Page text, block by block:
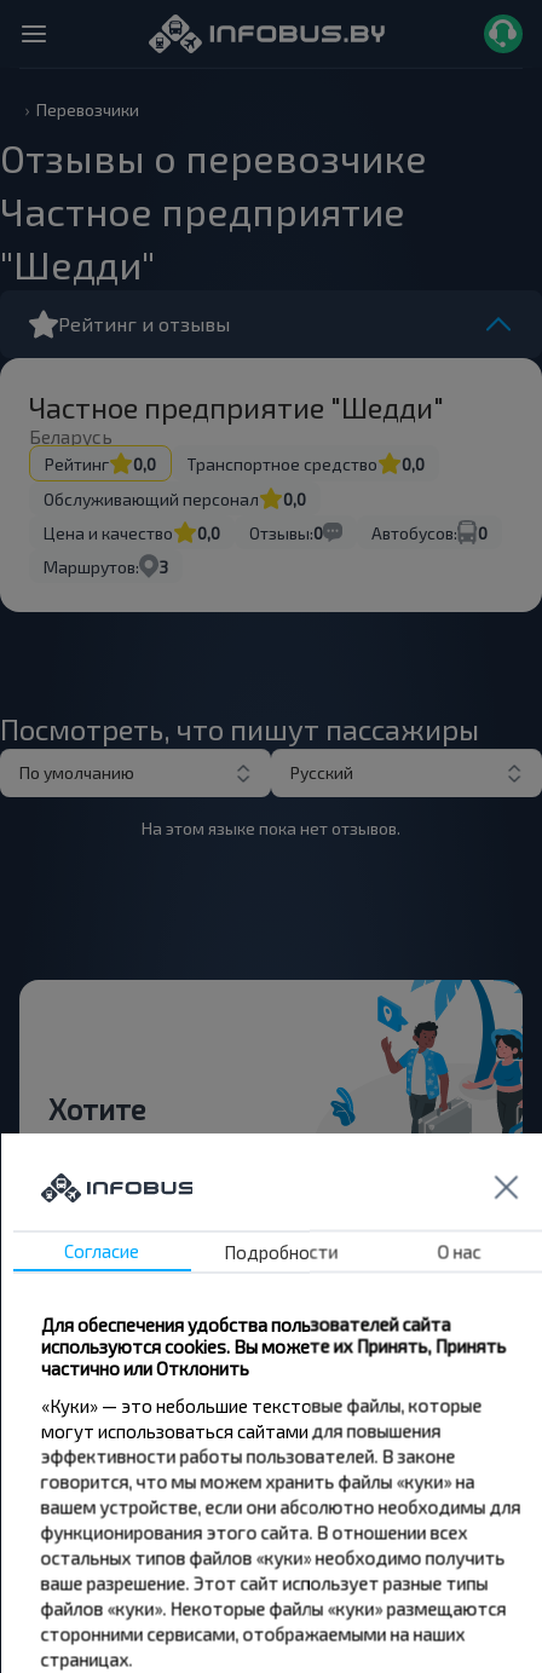
Перевозчики
Отзывы о перевозчике
Частное предприятие
"Шедди"
Рейтинг и отзывы
Частное предприятие "Шедди"
Беларусь
Рейтинг 0,0 Транспортное средство
0,0
Обслуживающий персонал
0,0
Цена и качество
0,0 Отзывы:0 Автобусов:
0
Маршрутов:
3
Посмотреть, что пишут пассажиры
По умолчанию Русский
На этом языке пока нет отзывов.
Хотите
дешевле?
Не пропусти специальные акции, скидки и
другие интересные предложения INFOBUS.
путешествуй с нами дешевле!
Подписаться
Популярные автобусные
Согласие Подробности О нас
Для обеспечения удобства пользователей сайта
используются cookies. Вы можете их Принять, Принять
частично или Отклонить
«Куки» — это небольшие текстовые файлы, которые
могут использоваться сайтами для повышения
эффективности работы пользователей. В законе
говорится, что мы можем хранить файлы «куки» на
вашем устройстве, если они абсолютно необходимы для
функционирования этого сайта. В отношении всех
остальных типов файлов «куки» необходимо получить
ваше разрешение. Этот сайт использует разные типы
файлов «куки». Некоторые файлы «куки» размещаются
сторонними сервисами, отображаемыми на наших
страницах.